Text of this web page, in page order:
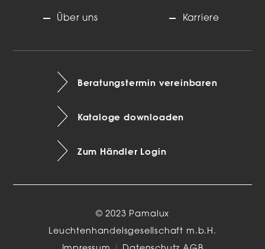
Über uns Karriere
Beratungstermin vereinbaren
Kataloge downloaden
Zum Händler Login
© 2023 Pamalux
Leuchtenhandelsgesellschaft m.b.H.